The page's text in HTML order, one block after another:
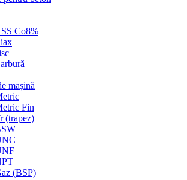
Co8%
mașină
Fin
(trapez)
(BSP)